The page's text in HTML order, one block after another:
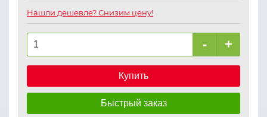
Нашли дешевле? Снизим цену!
- +
Купить
Быстрый заказ